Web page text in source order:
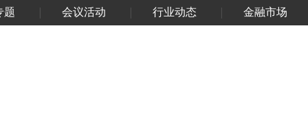
题 会议活动 行业动态 金融市场